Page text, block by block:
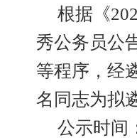
根据《
秀公务员公
等程序，经
名同志为拟
公示时间